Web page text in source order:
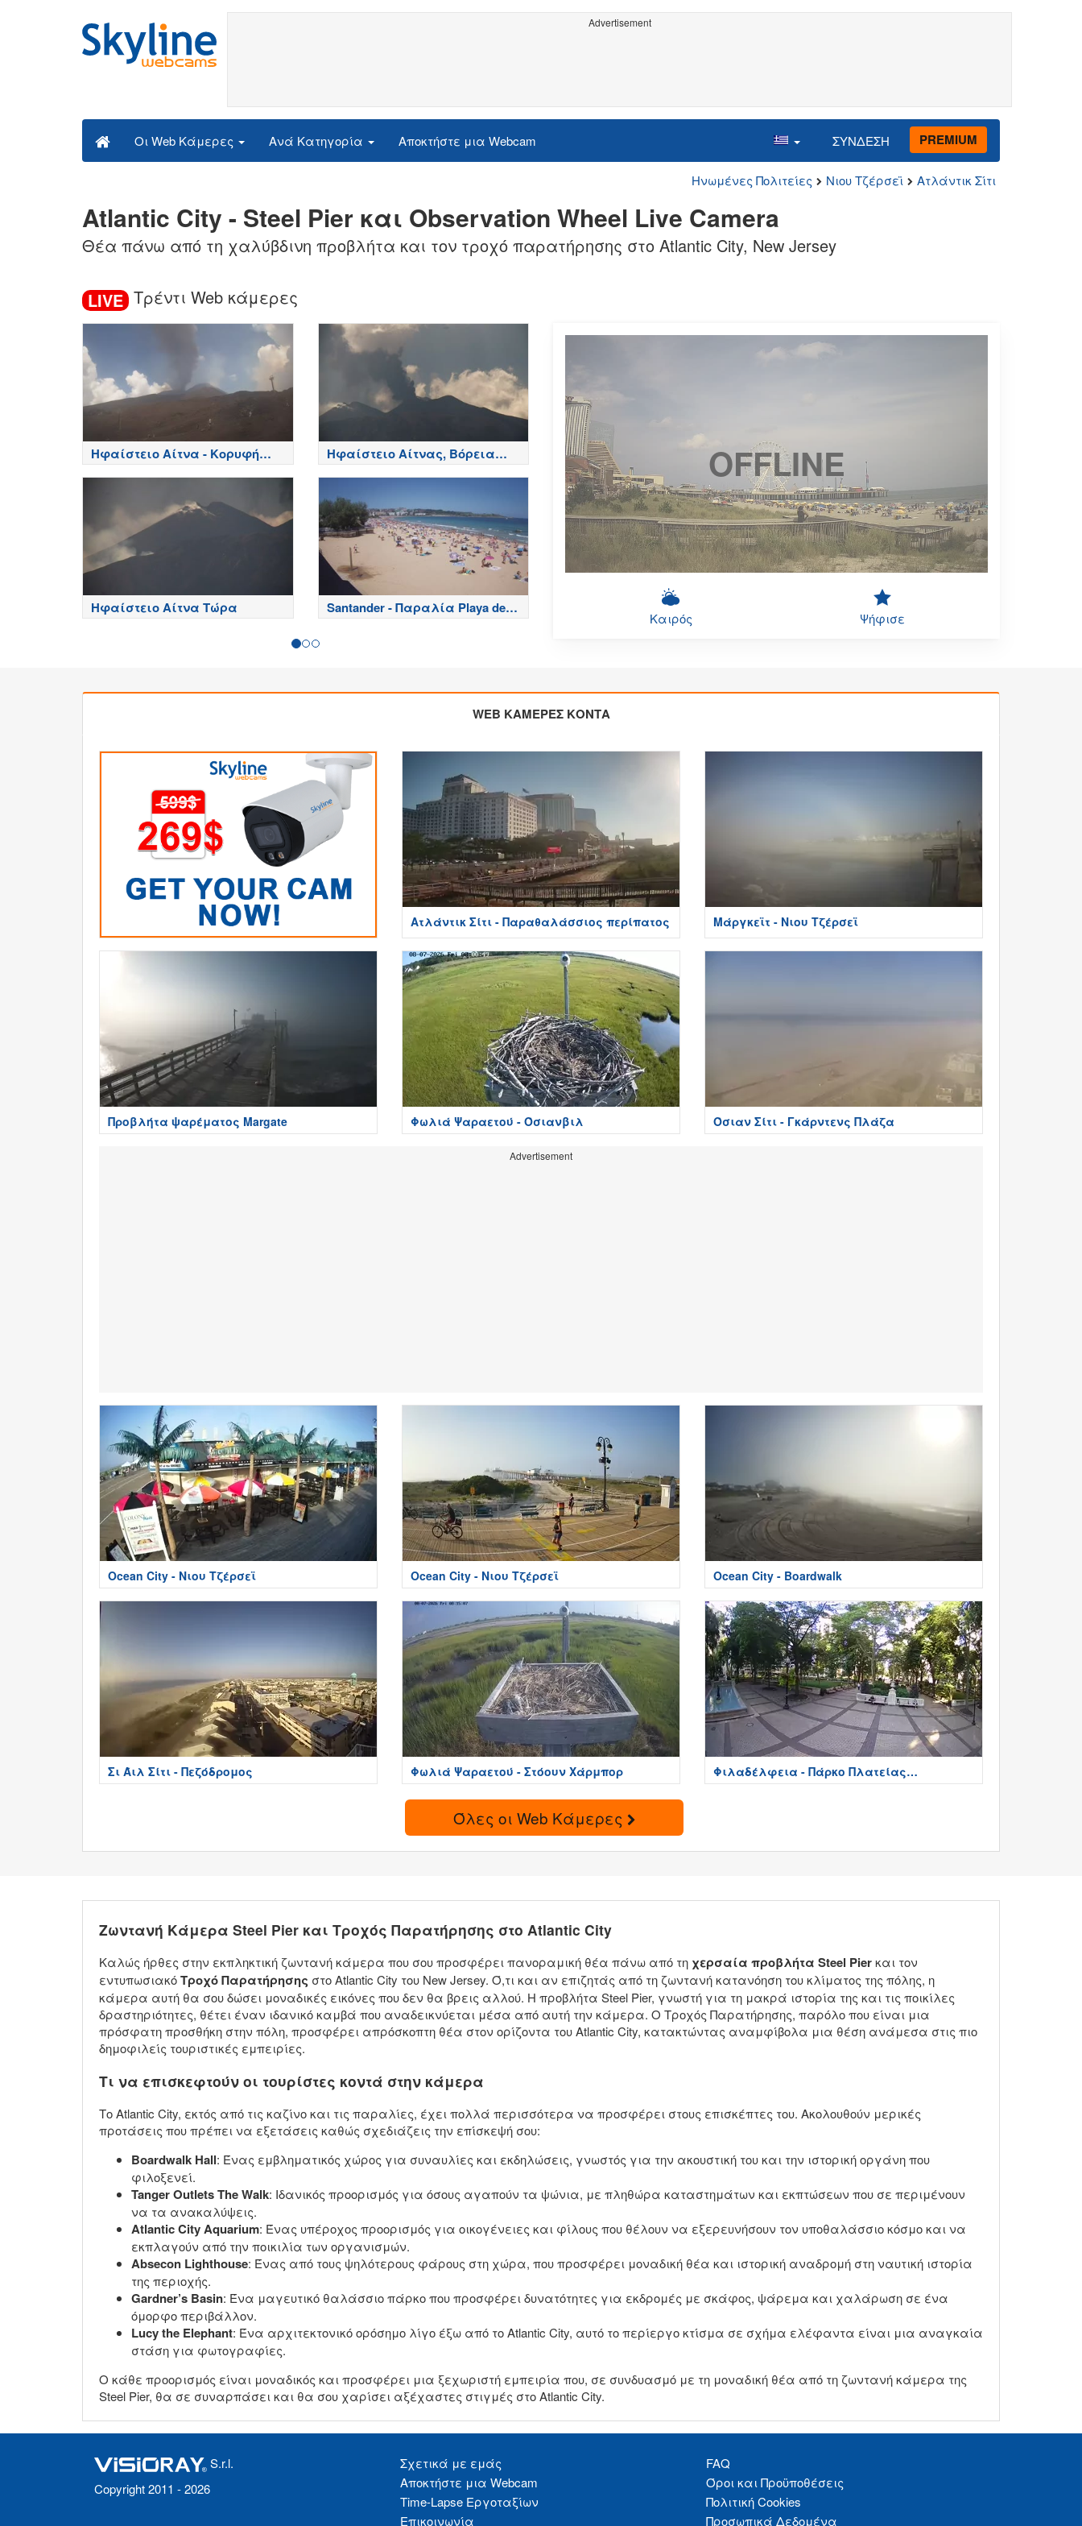
Advertisement
Οι Web Κάμερες Ανά Κατηγορία Αποκτήστε μια Webcam ΣΥΝΔΕΣΗ PREMIUM
Ηνωμένες Πολιτείες Νιου Τζέρσεϊ Ατλάντικ Σίτι
Atlantic City - Steel Pier και Observation Wheel Live Camera
Θέα πάνω από τη χαλύβδινη προβλήτα και τον τροχό παρατήρησης στο Atlantic City, New Jersey
LIVE Τρέντι Web κάμερες
Ηφαίστειο Αίτνα - Κορυφή
κρατήρων, Etna
Ηφαίστειο Αίτνας, Βόρεια
πλευρά - Etna
Ηφαίστειο Αίτνα Τώρα
Santander - Παραλία Playa del
Sardinero - Spain
OFFLINE
Καιρός Ψήφισε
WEB ΚΑΜΕΡΕΣ ΚΟΝΤΑ
Ατλάντικ Σίτι - Παραθαλάσσιος περίπατος Μάργκεϊτ - Νιου Τζέρσεϊ
Προβλήτα ψαρέματος Margate Φωλιά Ψαραετού - Όσιανβιλ Όσιαν Σίτι - Γκάρντενς Πλάζα
Advertisement
Ocean City - Νιου Τζέρσεϊ Ocean City - Νιου Τζέρσεϊ Ocean City - Boardwalk
Σι Άιλ Σίτι - Πεζόδρομος Φωλιά Ψαραετού - Στόουν Χάρμπορ
Φιλαδέλφεια - Πάρκο Πλατείας
Ρίτενχαους
Όλες οι Web Κάμερες
Ζωντανή Κάμερα Steel Pier και Τροχός Παρατήρησης στο Atlantic City
Καλώς ήρθες στην εκπληκτική ζωντανή κάμερα που σου προσφέρει πανοραμική θέα πάνω από τη χερσαία προβλήτα Steel Pierκαι τον
εντυπωσιακόΤροχό Παρατήρησης στο Atlantic City του New Jersey. Ό,τι και αν επιζητάς από τη ζωντανή κατανόηση του κλίματος της πόλης, η
κάμερα αυτή θα σου δώσει μοναδικές εικόνες που δεν θα βρεις αλλού. Η προβλήτα Steel Pier, γνωστή για τη μακρά ιστορία της και τις ποικίλες
δραστηριότητες, θέτει έναν ιδανικό καμβά που αναδεικνύεται μέσα από αυτή την κάμερα. Ο Τροχός Παρατήρησης, παρόλο που είναι μια
πρόσφατη προσθήκη στην πόλη, προσφέρει απρόσκοπτη θέα στον ορίζοντα του Atlantic City, κατακτώντας αναμφίβολα μια θέση ανάμεσα στις πιο
δημοφιλείς τουριστικές εμπειρίες.
Τι να επισκεφτούν οι τουρίστες κοντά στην κάμερα
Το Atlantic City, εκτός από τις καζίνο και τις παραλίες, έχει πολλά περισσότερα να προσφέρει στους επισκέπτες του. Ακολουθούν μερικές
προτάσεις που πρέπει να εξετάσεις καθώς σχεδιάζεις την επίσκεψή σου:
Boardwalk Hall: Ένας εμβληματικός χώρος για συναυλίες και εκδηλώσεις, γνωστός για την ακουστική του και την ιστορική οργάνη που
φιλοξενεί.
Tanger Outlets The Walk: Ιδανικός προορισμός για όσους αγαπούν τα ψώνια, με πληθώρα καταστημάτων και εκπτώσεων που σε περιμένουν
να τα ανακαλύψεις.
Atlantic City Aquarium: Ένας υπέροχος προορισμός για οικογένειες και φίλους που θέλουν να εξερευνήσουν τον υποθαλάσσιο κόσμο και να
εκπλαγούν από την ποικιλία των οργανισμών.
Absecon Lighthouse: Ένας από τους ψηλότερους φάρους στη χώρα, που προσφέρει μοναδική θέα και ιστορική αναδρομή στη ναυτική ιστορία
της περιοχής.
Gardner’s Basin: Ένα μαγευτικό θαλάσσιο πάρκο που προσφέρει δυνατότητες για εκδρομές με σκάφος, ψάρεμα και χαλάρωση σε ένα
όμορφο περιβάλλον.
Lucy the Elephant: Ένα αρχιτεκτονικό ορόσημο λίγο έξω από το Atlantic City, αυτό το περίεργο κτίσμα σε σχήμα ελέφαντα είναι μια αναγκαία
στάση για φωτογραφίες.
Ο κάθε προορισμός είναι μοναδικός και προσφέρει μια ξεχωριστή εμπειρία που, σε συνδυασμό με τη μοναδική θέα από τη ζωντανή κάμερα της
Steel Pier, θα σε συναρπάσει και θα σου χαρίσει αξέχαστες στιγμές στο Atlantic City.
S.r.l.
Copyright 2011 - 2026
Σχετικά με εμάς
Αποκτήστε μια Webcam
Time-Lapse Εργοταξίων
Επικοινωνία
FAQ
Όροι και Προϋποθέσεις
Πολιτική Cookies
Προσωπικά Δεδομένα